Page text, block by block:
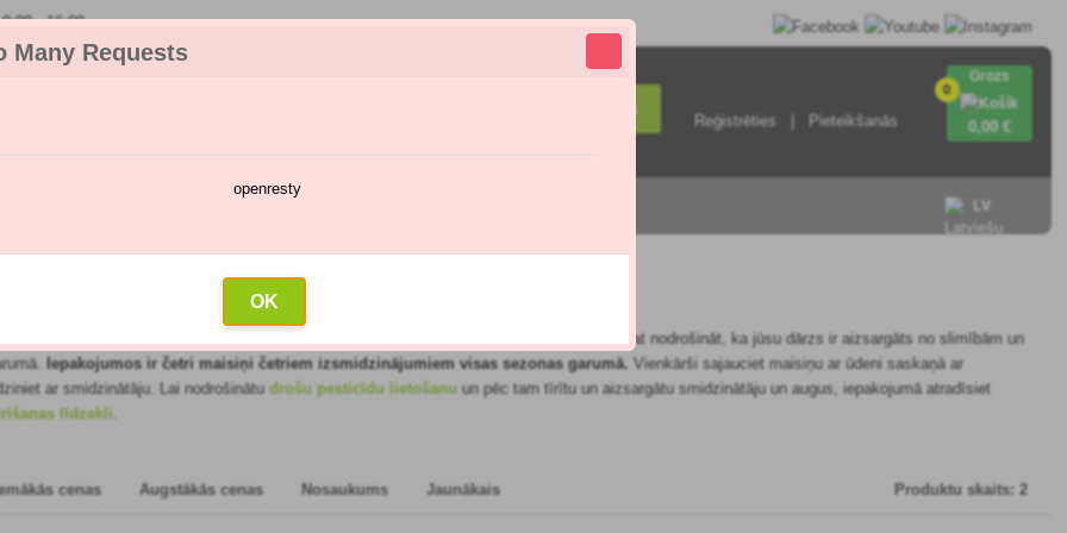
Many Requests
openresty
OK
- 16:00
Meklēšana
Reģistrēties Pieteikšanās
0
Grozs
0,00 €
LV
Floraservis produktu komplektiem, jūs varat nodrošināt, ka jūsu dārzs ir aizsargāts no slimībām un
Iepakojumos ir četri maisiņi četriem izsmidzinājumiem visas sezonas garumā.Vienkārši sajauciet maisiņu ar ūdeni saskaņā ar
ar smidzinātāju. Lai nodrošinātudrošu pesticīdu lietošanu un pēc tam tīrītu un aizsargātu smidzinātāju un augus, iepakojumā atradīsiet
līdzekli
cenas Augstākās cenas Nosaukums Jaunākais Produktu skaits: 2